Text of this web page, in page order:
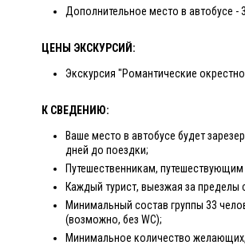
Дополнительное место в автобусе -
ЦЕНЫ ЭКСКУРСИЙ:
Экскурсия "Романтические
К СВЕДЕНИЮ:
Ваше место в автобусе будет
дней до поездки;
Путешественникам,
Каждый турист, выезжая за пределы
Минимальный состав группы 33
(возможно, без WC);
Минимальное количество